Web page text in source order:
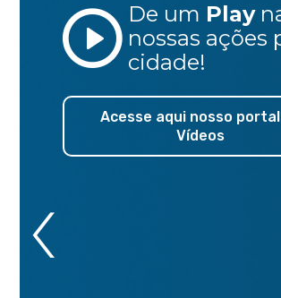
De um Play
nossas ações
cidade!
Acesse aqui nosso
Vídeos
‹